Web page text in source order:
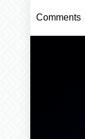
Comments